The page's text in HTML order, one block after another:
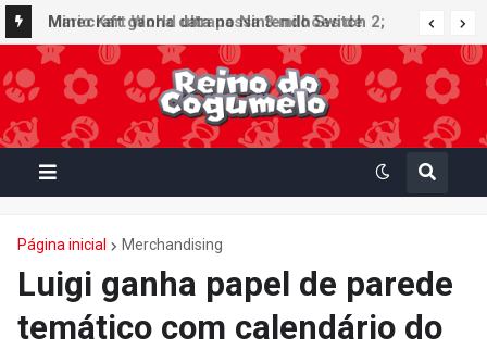
Minecraft ganha data no Nintendo Switch 2;
Super Mario Mash-Up receberá atualização
gráfica exclusiva
Página inicial Merchandising
Luigi ganha papel de parede
temático com calendário do